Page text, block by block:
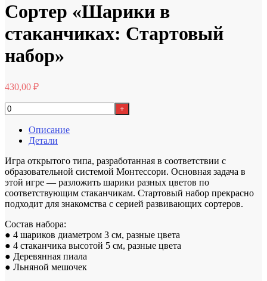
Сортер «Шарики в
стаканчиках: Стартовый
набор»
430,00 ₽
+
Описание
Детали
Игра открытого типа, разработанная в соответствии с
образовательной системой Монтессори. Основная задача в
этой игре — разложить шарики разных цветов по
соответствующим стаканчикам. Стартовый набор прекрасно
подходит для знакомства с серией развивающих сортеров.
Состав набора:
● 4 шариков диаметром 3 см, разные цвета
● 4 стаканчика высотой 5 см, разные цвета
● Деревянная пиала
● Льняной мешочек